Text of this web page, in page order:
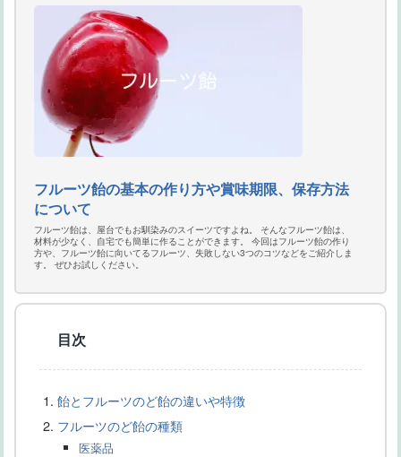
フルーツ飴作りで重要な砂糖と水の割合−レンジでの簡単な作り方
新宿高野のフルーツチョコレートを食べよう
フルーツとチョコレート：相性抜群の組み合わせとおすすめレシ
フルーツ飴の基本の作り方や賞味期限、保存方法
について
フルーツ飴は、屋台でもお馴染みのスイーツですよね。 そんなフルーツ飴は、
材料が少なく、自宅でも簡単に作ることができます。 今回はフルーツ飴の作り
方や、フルーツ飴に向いてるフルーツ、失敗しない3つのコツなどをご紹介しま
す。 ぜひお試しください。
目次
飴とフルーツのど飴の違いや特徴
フルーツのど飴の種類
医薬品